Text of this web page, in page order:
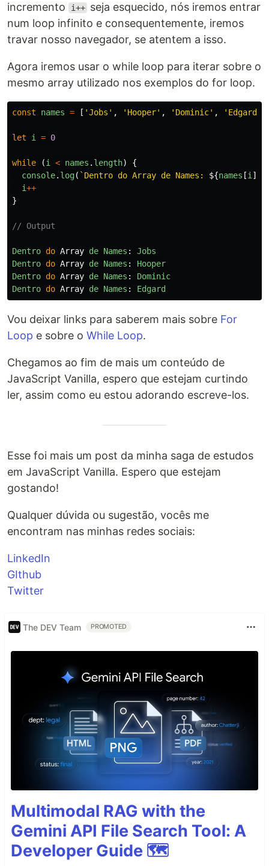
incremento
i++ seja esquecido, nós iremos entrar
num loop infinito e consequentemente, iremos
travar nosso navegador, se atentem a isso.
Agora iremos usar o while loop para iterar sobre o
mesmo array utilizado nos exemplos do for loop.
const names = [ 'Jobs ' , ' Hooper' , ' Dominic' , ' Edgard
let i = 0
while (i < names . length)
{
console. log( `Dentro do Array de Names: ${names [i ]}
i++
}
// Output
Dentro do Array de Names :
Jobs
Dentro do Array de Names :
Hooper
Dentro do Array de Names :
Dominic
Dentro do Array de Names : Edgard
Vou deixar links para saberem mais sobre For
Loop e sobre o While Loop.
Chegamos ao fim de mais um conteúdo de
JavaScript Vanilla, espero que estejam curtindo
ler, assim como eu estou adorando escreve-los.
Esse foi mais um post da minha saga de estudos
em JavaScript Vanilla. Espero que estejam
gostando!
Qualquer dúvida ou sugestão, vocês me
encontram nas minhas redes sociais:
LinkedIn
GIthub
Twitter
The DEV Team PROMOTED
Multimodal RAG with the
Gemini API File Search Tool: A
Developer Guide 🗺️